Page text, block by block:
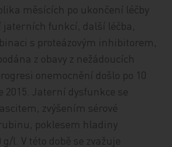
měsících po ukončení léčby
jaterních funkcí, další léčba,
s proteázovým inhibitorem,
z obavy z nežádoucích
onemocnění došlo po 10
2015. Jaterní dysfunkce se
zvýšením sérové
poklesem hladiny
l. V této době se zvažuje